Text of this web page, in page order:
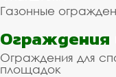
Газонные
Ограждения для
площадок